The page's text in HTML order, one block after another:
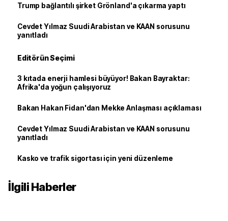
Trump bağlantılı şirket Grönland'a çıkarma yaptı
Cevdet Yılmaz Suudi Arabistan ve KAAN sorusunu
yanıtladı
Editörün Seçimi
3 kıtada enerji hamlesi büyüyor! Bakan Bayraktar:
Afrika'da yoğun çalışıyoruz
Bakan Hakan Fidan'dan Mekke Anlaşması açıklaması
Cevdet Yılmaz Suudi Arabistan ve KAAN sorusunu
yanıtladı
Kasko ve trafik sigortası için yeni düzenleme
İlgili Haberler